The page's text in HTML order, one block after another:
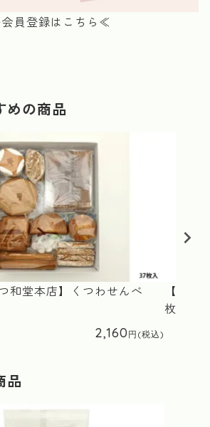
員登録はこちら≪
めの商品
和堂本店】くつわせんべ
2,160
【(有)
枚入
品